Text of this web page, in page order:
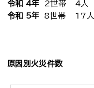
令和 4年
2世帯
4人
令和 5年
8世帯 17人
原因別火災件数